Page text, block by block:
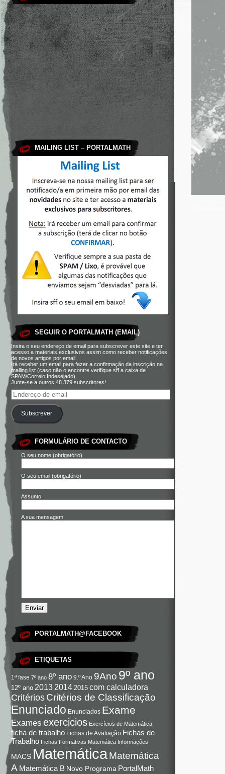
MAILING LIST – PORTALMATH
SEGUIR O PORTALMATH (EMAIL)
Insira o seu endereço de email para subscrever este site e ter
acesso a materiais exclusivos assim como receber notificações
de novos artigos por email.
Irá receber um email para fazer a confirmação da inscrição na
mailing list (caso não o encontre verifique sff a caixa de
SPAM/Correio Indesejado).
Junte-se a outros 48.379 subscritores!
Subscrever
FORMULÁRIO DE CONTACTO
O seu nome (obrigatório)
O seu email (obrigatório)
Assunto
A sua mensagem
PORTALMATH@FACEBOOK
ETIQUETAS
1ª fase 7º ano 8º ano 9.º Ano 9Ano 9º ano
12º ano 2013 2014 2015 com calculadora
Critérios Critérios de Classificação
Enunciado Enunciados Exame
Exames exercicios Exercícios de Matemática
ficha de trabalho Fichas de Avaliação Fichas de
Trabalho Fichas Formativas Matemática Informações
MACS Matemática Matemática
A Matemática B Novo Programa PortalMath